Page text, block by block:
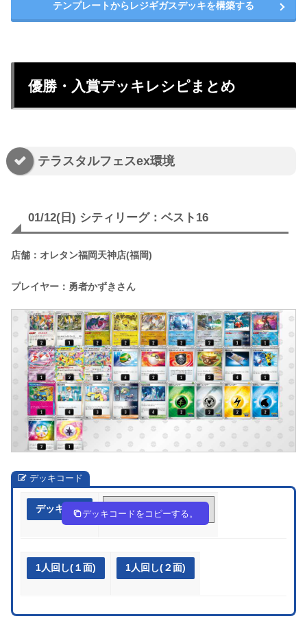
テンプレートからレジギガスデッキを構築する
優勝・入賞デッキレシピまとめ
テラスタルフェスex環境
01/12(日) シティリーグ：ベスト16
店舗：オレタン福岡天神店(福岡)
プレイヤー：勇者かずきさん
デッキコード
デッキ作成 88xaxc-CxePvu-Yx888c
デッキコードをコピーする。
1人回し(１面) 1人回し(２面)